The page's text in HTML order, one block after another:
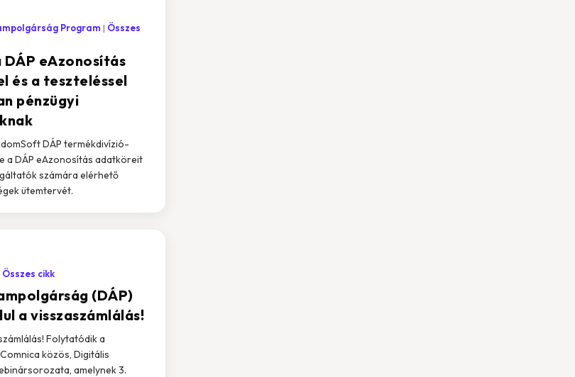
DÁP eAzonosítás
és a teszteléssel
pénzügyi
Program
Összes
DÁP termékdivízió-
a DÁP eAzonosítás adatköreit
számára elérhető
ütemtervét.
(DÁP)
a visszaszámlálás!
Összes cikk
Folytatódik a
közös, Digitális
amelynek 3.